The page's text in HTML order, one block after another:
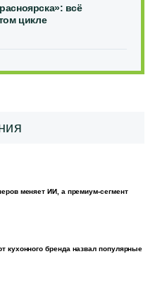
всё
цикле
меняет ИИ, а премиум-сегмент
кухонного бренда назвал популярные